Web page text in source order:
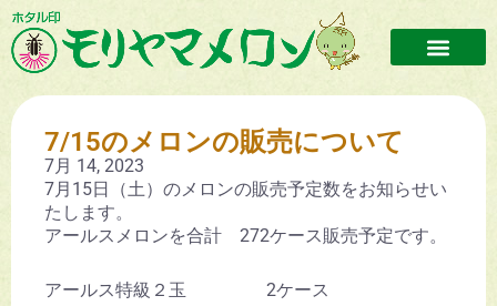
7/15のメロンの販売について
7月 14, 2023
7月15日（土）のメロンの販売予定数をお知らせい
たします。
アールスメロンを合計 272ケース販売予定です。
アールス特級２玉 2ケース